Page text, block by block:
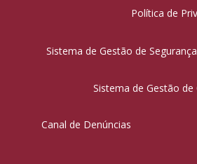
Política de
Sistema de Gestão de
Sistema de Gestão de
Canal de Denúncias